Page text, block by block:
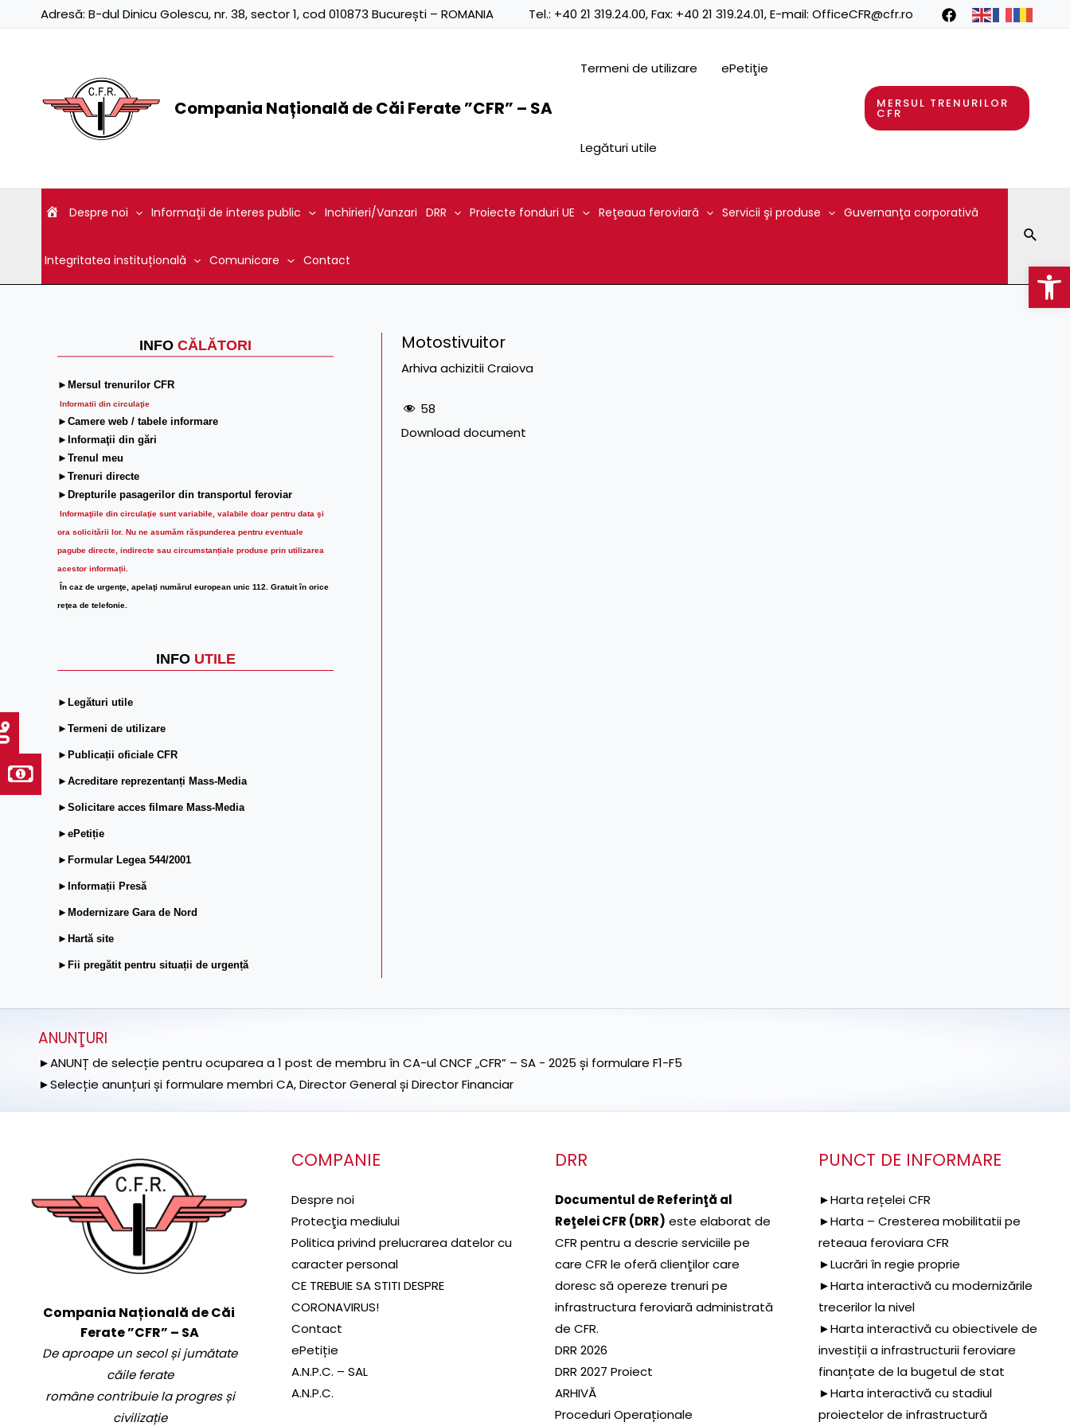
Adresă: B-dul Dinicu Golescu, nr. 38, sector 1, cod 010873 București – ROMANIA Tel.: +40 21 319.24.00, Fax: +40 21 319.24.01, E-mail: OfficeCFR@cfr.ro
Compania Națională de Căi Ferate ”CFR” – SA
Termeni de utilizare ePetiţie
Legături utile
MERSUL TRENURILOR
CFR
Despre noi Informaţii de interes public Inchirieri/Vanzari DRR Proiecte fonduri UE Reţeaua feroviară Servicii şi produse Guvernanţa corporativă
Integritatea instituțională Comunicare Contact
INFO CĂLĂTORI
►Mersul trenurilor CFR
Informatii din circulaţie
►Camere web / tabele informare
►Informaţii din gări
►Trenul meu
►Trenuri directe
►Drepturile pasagerilor din transportul feroviar
Informaţiile din circulaţie sunt variabile, valabile doar pentru data şi
ora solicitării lor. Nu ne asumăm răspunderea pentru eventuale
pagube directe, indirecte sau circumstanțiale produse prin utilizarea
acestor informații.
În caz de urgenţe, apelaţi numărul european unic 112. Gratuit în orice
reţea de telefonie.
INFO UTILE
►Legături utile
►Termeni de utilizare
►Publicații oficiale CFR
►Acreditare reprezentanți Mass-Media
►Solicitare acces filmare Mass-Media
►ePetiție
►Formular Legea 544/2001
►Informații Presă
►Modernizare Gara de Nord
►Hartă site
►Fii pregătit pentru situații de urgență
Motostivuitor
Arhiva achizitii Craiova
58
Download document
ANUNŢURI
►ANUNȚ de selecție pentru ocuparea a 1 post de membru în CA-ul CNCF „CFR” – SA - 2025 și formulare F1-F5
►Selecție anunțuri și formulare membri CA, Director General și Director Financiar
Compania Națională de Căi
Ferate ”CFR” – SA
De aproape un secol și jumătate
căile ferate
române contribuie la progres și
civilizație
COMPANIE
Despre noi
Protecţia mediului
Politica privind prelucrarea datelor cu
caracter personal
CE TREBUIE SA STITI DESPRE
CORONAVIRUS!
Contact
ePetiție
A.N.P.C. – SAL
A.N.P.C.
DRR
Documentul de Referinţă al
Reţelei CFR (DRR) este elaborat de
CFR pentru a descrie serviciile pe
care CFR le oferă clienţilor care
doresc să opereze trenuri pe
infrastructura feroviară administrată
de CFR.
DRR 2026
DRR 2027 Proiect
ARHIVĂ
Proceduri Operaționale
PUNCT DE INFORMARE
►Harta rețelei CFR
►Harta – Cresterea mobilitatii pe
reteaua feroviara CFR
►Lucrări în regie proprie
►Harta interactivă cu modernizările
trecerilor la nivel
►Harta interactivă cu obiectivele de
investiții a infrastructurii feroviare
finanțate de la bugetul de stat
►Harta interactivă cu stadiul
proiectelor de infrastructură